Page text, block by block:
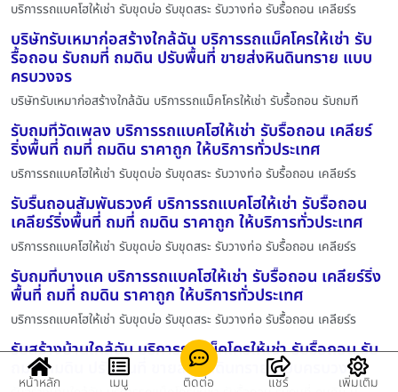
บริการรถแบคโฮให้เช่า รับขุดบ่อ รับขุดสระ รับวางท่อ รับรื้อถอน เคลียร์ร
บริษัทรับเหมาก่อสร้างใกล้ฉัน บริการรถแม็คโครให้เช่า รับ
รื้อถอน รับถมที่ ถมดิน ปรับพื้นที่ ขายส่งหินดินทราย แบบ
ครบวงจร
บริษัทรับเหมาก่อสร้างใกล้ฉัน บริการรถแม็คโครให้เช่า รับรื้อถอน รับถมที
รับถมที่วัดเพลง บริการรถแบคโฮให้เช่า รับรื้อถอน เคลียร์
ริ่งพื้นที่ ถมที่ ถมดิน ราคาถูก ให้บริการทั่วประเทศ
บริการรถแบคโฮให้เช่า รับขุดบ่อ รับขุดสระ รับวางท่อ รับรื้อถอน เคลียร์ร
รับรื้นถอนสัมพันธวงศ์ บริการรถแบคโฮให้เช่า รับรื้อถอน
เคลียร์ริ่งพื้นที่ ถมที่ ถมดิน ราคาถูก ให้บริการทั่วประเทศ
บริการรถแบคโฮให้เช่า รับขุดบ่อ รับขุดสระ รับวางท่อ รับรื้อถอน เคลียร์ร
รับถมที่บางแค บริการรถแบคโฮให้เช่า รับรื้อถอน เคลียร์ริ่ง
พื้นที่ ถมที่ ถมดิน ราคาถูก ให้บริการทั่วประเทศ
บริการรถแบคโฮให้เช่า รับขุดบ่อ รับขุดสระ รับวางท่อ รับรื้อถอน เคลียร์ร
รับสร้างบ้านใกล้ฉัน บริการรถแม็คโครให้เช่า รับรื้อถอน รับ
ถมที่ ถมดิน ปรับพื้นที่ ขายส่งหินดินทราย แบบครบวงจร
หน้าหลัก เมนู ติดต่อ แชร์ เพิ่มเติม